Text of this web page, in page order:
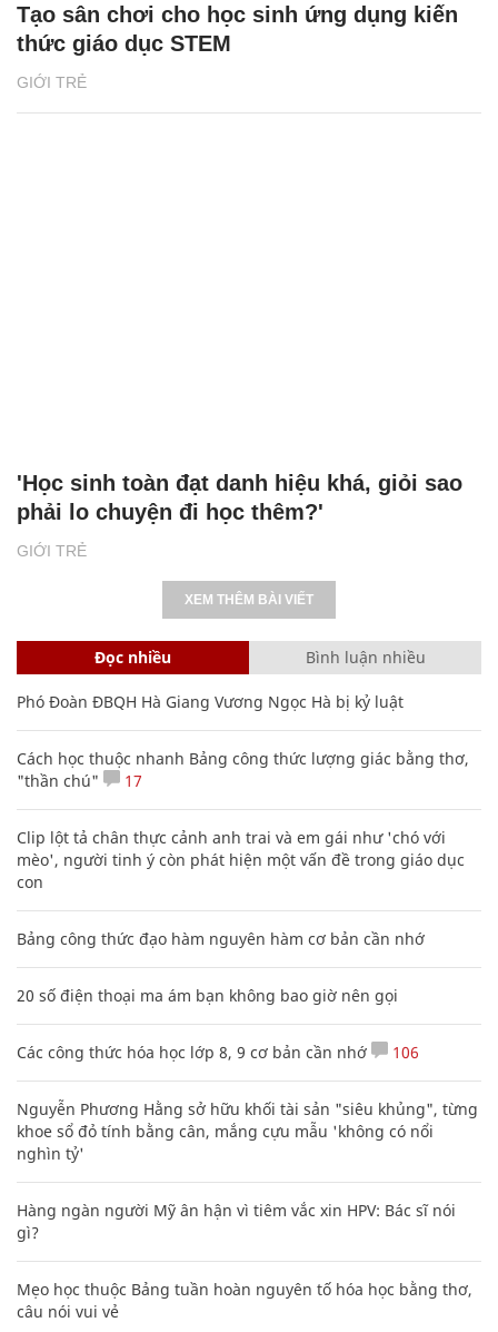
GIỚI TRẺ
Tạo sân chơi cho học sinh ứng dụng kiến
thức giáo dục STEM
GIỚI TRẺ
'Học sinh toàn đạt danh hiệu khá, giỏi sao
phải lo chuyện đi học thêm?'
XEM THÊM BÀI VIẾT
Đọc nhiều Bình luận nhiều
Phó Đoàn ĐBQH Hà Giang Vương Ngọc Hà bị kỷ luật
Cách học thuộc nhanh Bảng công thức lượng giác bằng thơ,
"thần chú"
17
Clip lột tả chân thực cảnh anh trai và em gái như 'chó với
mèo', người tinh ý còn phát hiện một vấn đề trong giáo dục
con
Bảng công thức đạo hàm nguyên hàm cơ bản cần nhớ
20 số điện thoại ma ám bạn không bao giờ nên gọi
Các công thức hóa học lớp 8, 9 cơ bản cần nhớ 106
Nguyễn Phương Hằng sở hữu khối tài sản "siêu khủng", từng
khoe sổ đỏ tính bằng cân, mắng cựu mẫu 'không có nổi
nghìn tỷ'
Hàng ngàn người Mỹ ân hận vì tiêm vắc xin HPV: Bác sĩ nói
gì?
Mẹo học thuộc Bảng tuần hoàn nguyên tố hóa học bằng thơ,
câu nói vui vẻ